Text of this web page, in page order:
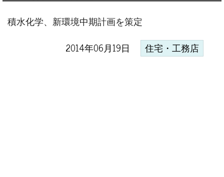
積水化学、新環境中期計画を策定
2014年06月19日 住宅・工務店